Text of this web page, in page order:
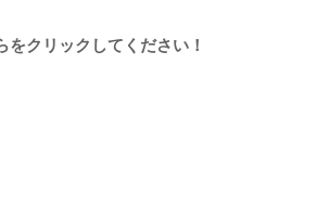
クリックしてください！